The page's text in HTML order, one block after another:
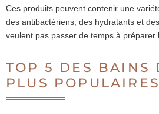
Ces produits peuvent contenir une
des antibactériens, des hydratants et
veulent pas passer de temps à préparer
TOP 5 DES BAINS
PLUS POPULAIRES